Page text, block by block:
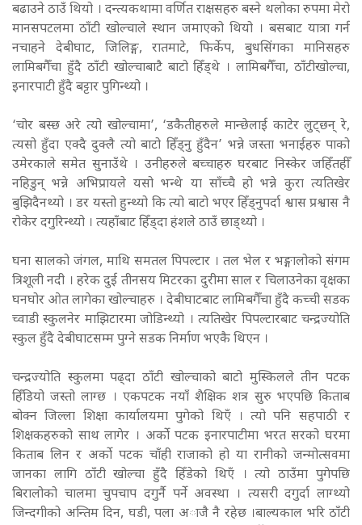
बढाउने ठाउँ थियो । दन्त्यकथामा वर्णित राक्षसहरु बस्ने थलोका रुपमा मेरो
मानसपटलमा ठाँटी खोल्चाले स्थान जमाएको थियो । बसबाट यात्रा गर्न
नचाहने देबीघाट, जिलिङ्ग, रातमाटे, फिर्केप, बुधसिंगका मानिसहरु
लामिबगैँचा हुँदै ठाँटी खोल्चाबाटै बाटो हिँड्थे । लामिबगैँचा, ठाँटीखोल्चा,
इनारपाटी हुँदै बट्टार पुगिन्थ्यो ।
‘चोर बस्छ अरे त्यो खोल्चामा’, ‘डकैतीहरुले मान्छेलाई काटेर लुट्छन् रे,
त्यसो हुँदा एक्दै दुक्लै त्यो बाटो हिँड्नु हुँदैन’ भन्ने जस्ता भनाईहरु पाको
उमेरकाले समेत सुनाउँथे । उनीहरुले बच्चाहरु घरबाट निस्केर जहिँतहीँ
नहिडुन् भन्ने अभिप्रायले यसो भन्थे या साँच्चै हो भन्ने कुरा त्यतिखेर
बुझिदैनथ्यो । डर यस्तो हुन्थ्यो कि त्यो बाटो भएर हिँड्नुपर्दा श्वास प्रश्वास नै
रोकेर दगुरिन्थ्यो । त्यहाँबाट हिँड्दा हंशले ठाउँ छाड्थ्यो ।
घना सालको जंगल, माथि समतल पिपल्टार । तल भेल र भङ्गालोको संगम
त्रिशूली नदी । हरेक दुई तीनसय मिटरका दुरीमा साल र चिलाउनेका वृक्षका
घनघोर ओत लागेका खोल्चाहरु । देबीघाटबाट लामिबगैँचा हुँदै कच्ची सडक
च्वाडी स्कुलनेर माझिटारमा जोडिन्थ्यो । त्यतिखेर पिपल्टारबाट चन्द्रज्योति
स्कुल हुँदै देबीघाटसम्म पुग्ने सडक निर्माण भएकै थिएन ।
चन्द्रज्योति स्कुलमा पढ्दा ठाँटी खोल्चाको बाटो मुस्किलले तीन पटक
हिँडियो जस्तो लाग्छ । एकपटक नयाँ शैक्षिक शत्र सुरु भएपछि किताब
बोक्न जिल्ला शिक्षा कार्यालयमा पुगेको थिएँ । त्यो पनि सहपाठी र
शिक्षकहरुको साथ लागेर । अर्को पटक इनारपाटीमा भरत सरको घरमा
किताब लिन र अर्को पटक चाँही राजाको हो या रानीको जन्मोत्सवमा
जानका लागि ठाँटी खोल्चा हुँदै हिँडेको थिएँ । त्यो ठाउँमा पुगेपछि
बिरालोको चालमा चुपचाप दगुर्नै पर्ने अवस्था । त्यसरी दगुर्दा लाग्थ्यो
जिन्दगीको अन्तिम दिन, घडी, पला अाजै नै रहेछ ।बाल्यकाल भरि ठाँटी